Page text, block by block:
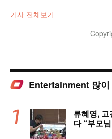
기사 전체보기
Entertainment 많이
류혜영,
다 “부모